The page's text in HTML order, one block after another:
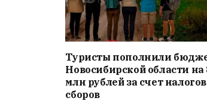
Туристы пополнили
Новосибирской области на
млн рублей за счет
сборов